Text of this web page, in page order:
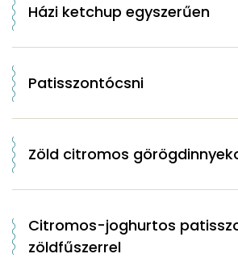
Házi ketchup egyszerűen
Patisszontócsni
Zöld citromos
Citromos-joghurtos
zöldfűszerrel